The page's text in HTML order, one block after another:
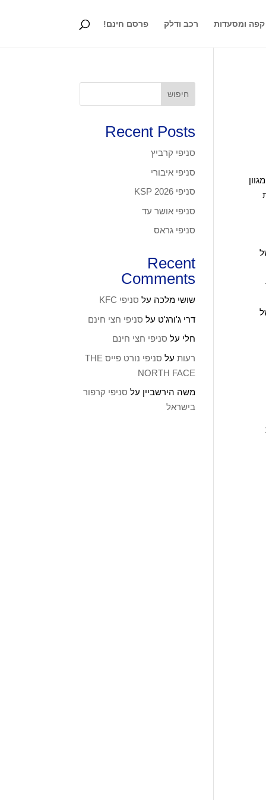
קפה ומסעדות רכב ודלק פרסם חינם!
2009. הרשת מציעה מגוון
בנוסף ל-4
חיפוש
Recent Posts
סניפי קרביץ
סניפי איבורי
סניפי KSP 2026
סניפי אושר עד
סניפי גראס
Recent
Comments
שושי מלכה על סניפי KFC
דרי ג'ורג'ט על סניפי חצי חינם
חלי על סניפי חצי חינם
רעות על
סניפי נורט פייס THE
NORTH FACE
משה הירשביין על סניפי קרפור
בישראל